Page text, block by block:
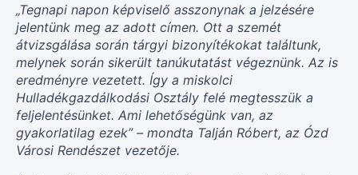
„Tegnapi napon képviselő asszonynak a jelzésére
jelentünk meg az adott címen. Ott a szemét
átvizsgálása során tárgyi bizonyítékokat találtunk,
melynek során sikerült tanúkutatást végeznünk. Az is
eredményre vezetett. Így a miskolci
Hulladékgazdálkodási Osztály felé megtesszük a
feljelentésünket. Ami lehetőségünk van, az
gyakorlatilag ezek” – mondta Talján Róbert, az Ózd
Városi Rendészet vezetője.